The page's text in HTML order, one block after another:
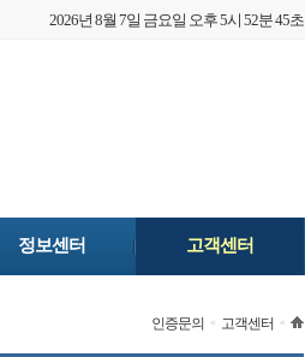
2026년 8월 7일 금요일 오후 5시 52분 45초
정보센터 고객센터
인증문의 < 고객센터 <